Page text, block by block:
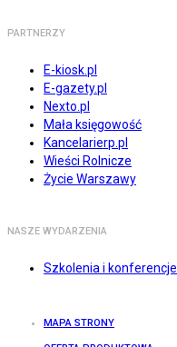
PARTNERZY
E-kiosk.pl
E-gazety.pl
Nexto.pl
Mała księgowość
Kancelarierp.pl
Wieści Rolnicze
Życie Warszawy
NASZE WYDARZENIA
Szkolenia i konferencje
MAPA STRONY